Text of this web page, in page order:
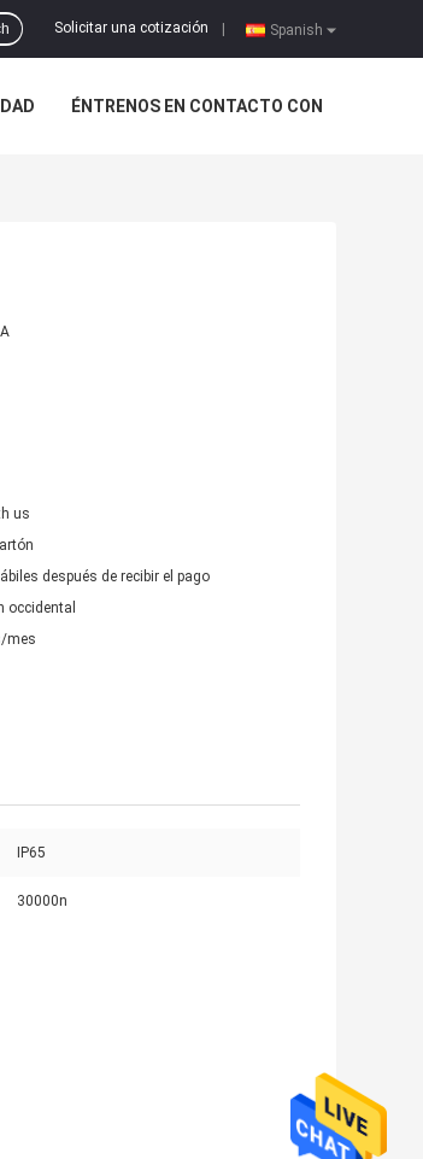
Spanish
Solicitar una cotización
ÉNTRENOS EN CONTACTO CON
us
después de recibir el pago
occidental
mes
IP65
30000n